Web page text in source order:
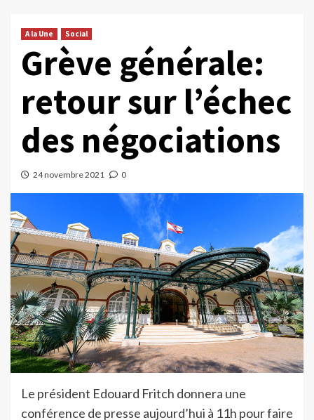
A la Une Social
Grève générale:
retour sur l’échec
des négociations
24 novembre 2021 0
Le président Edouard Fritch donnera une
conférence de presse aujourd’hui à 11h pour faire